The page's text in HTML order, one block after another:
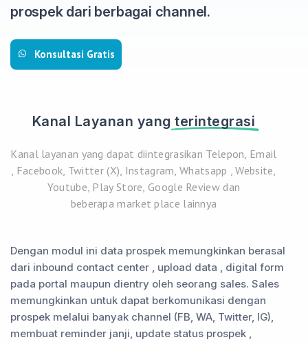
prospek dari berbagai channel.
Konsultasi Gratis
Kanal Layanan yangterintegrasi
Kanal layanan yang dapat diintegrasikan Telepon, Email
, Facebook, Twitter (X), Instagram, Whatsapp , Website,
Youtube, Play Store, Google Review dan
beberapa market place lainnya
Dengan modul ini data prospek memungkinkan berasal
dari inbound contact center , upload data , digital form
pada portal maupun dientry oleh seorang sales. Sales
memungkinkan untuk dapat berkomunikasi dengan
prospek melalui banyak channel (FB, WA, Twitter, IG),
membuat reminder janji, update status prospek ,